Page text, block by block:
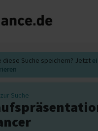
diese Suche speichern? Jetzt
Suche